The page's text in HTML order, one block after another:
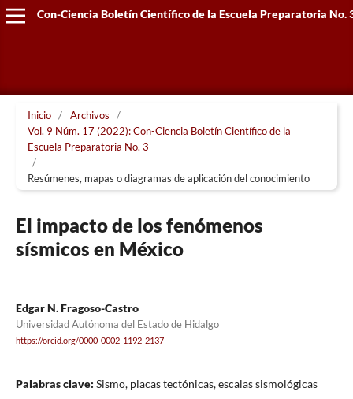
Con-Ciencia Boletín Científico de la Escuela Preparatoria No.
Inicio / Archivos
/
Vol. 9 Núm. 17 (2022): Con-Ciencia Boletín Científico de la
Escuela Preparatoria No. 3
/
Resúmenes, mapas o diagramas de aplicación del conocimiento
El impacto de los fenómenos
sísmicos en México
Edgar N. Fragoso-Castro
Universidad Autónoma del Estado de Hidalgo
https://orcid.org/0000-0002-1192-2137
Palabras clave: Sismo, placas tectónicas, escalas sismológicas